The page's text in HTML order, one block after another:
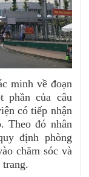
minh về đoạn
phần của câu
có tiếp nhận
Theo đó nhân
định phòng
chăm sóc và
trang.